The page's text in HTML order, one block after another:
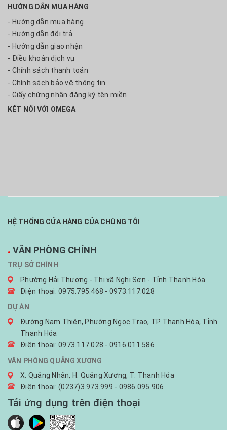
HƯỚNG DẪN MUA HÀNG
- Hướng dẫn mua hàng
- Hướng dẫn đổi trả
- Hướng dẫn giao nhận
- Điều khoản dịch vụ
- Chính sách thanh toán
- Chính sách bảo vệ thông tin
- Giấy chứng nhận đăng ký tên miền
KẾT NỐI VỚI OMEGA
HỆ THỐNG CỬA HÀNG CỦA CHÚNG TÔI
. VĂN PHÒNG CHÍNH
TRỤ SỞ CHÍNH
Phường Hải Thượng - Thị xã Nghi Sơn - Tỉnh Thanh Hóa
Điện thoại: 0975.795.468 - 0973.117.028
DỰ ÁN
Đường Nam Thiên, Phường Ngọc Trạo, TP Thanh Hóa, Tỉnh
Thanh Hóa
Điện thoại: 0973.117.028 - 0916.011.586
VĂN PHÒNG QUẢNG XƯƠNG
X. Quảng Nhân, H. Quảng Xương, T. Thanh Hóa
Điện thoại: (0237)3.973.999 - 0986.095.906
Tải ứng dụng trên điện thoại